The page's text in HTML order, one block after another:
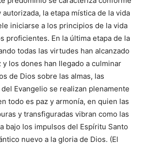
la etapa mística de la vida
iniciarse a los principios de la vida
proficientes. En la última etapa de la
todas las virtudes han alcanzado
y los dones han llegado a culminar
de Dios sobre las almas, las
Evangelio se realizan plenamente
todo es paz y armonía, en quien las
y transfiguradas vibran como las
bajo los impulsos del Espíritu Santo
nuevo a la gloria de Dios. (El